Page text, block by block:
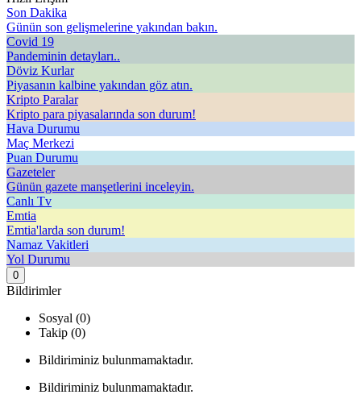
Son Dakika
Günün son gelişmelerine yakından bakın.
Covid 19
Pandeminin detayları..
Döviz Kurlar
Piyasanın kalbine yakından göz atın.
Kripto Paralar
Kripto para piyasalarında son durum!
Hava Durumu
Maç Merkezi
Puan Durumu
Gazeteler
Günün gazete manşetlerini inceleyin.
Canlı Tv
Emtia
Emtia'larda son durum!
Namaz Vakitleri
Yol Durumu
0
Bildirimler
Sosyal (0)
Takip (0)
Bildiriminiz bulunmamaktadır.
Bildiriminiz bulunmamaktadır.